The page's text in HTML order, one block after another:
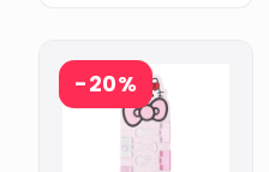
-20%